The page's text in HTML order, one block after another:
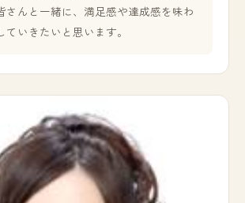
さんと一緒に、満足感や達成感を味わ
ていきたいと思います。